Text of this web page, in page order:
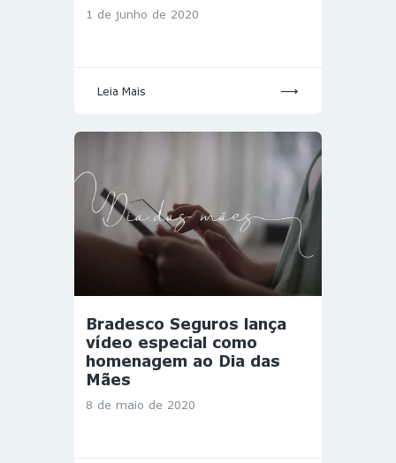
1 de junho de 2020
Leia Mais
Bradesco Seguros lança
vídeo especial como
homenagem ao Dia das
Mães
8 de maio de 2020